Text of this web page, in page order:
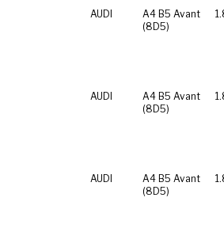
AUDI
A4 B5 Avant
(8D5)
AUDI
A4 B5 Avant
(8D5)
AUDI
A4 B5 Avant
(8D5)